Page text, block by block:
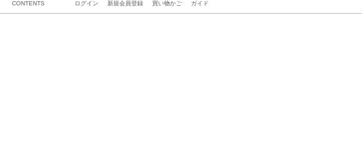
CONTENTS ログイン 新規会員登録 買い物かご ガイド